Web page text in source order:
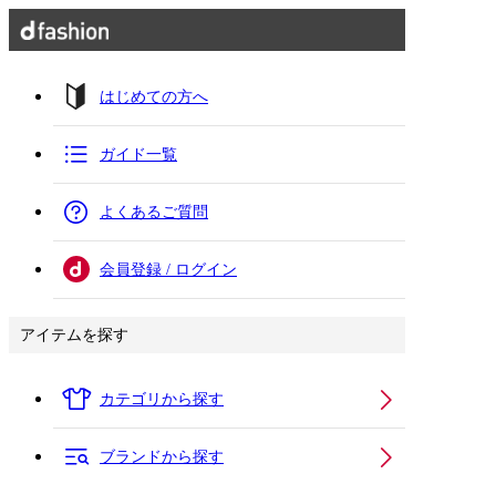
はじめての方へ
ガイド一覧
よくあるご質問
会員登録 / ログイン
アイテムを探す
カテゴリから探す
ブランドから探す